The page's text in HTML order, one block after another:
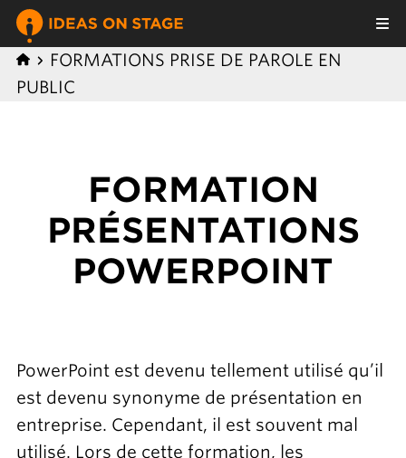
FORMATIONS PRISE DE PAROLE EN
PUBLIC
FORMATION
PRÉSENTATIONS
POWERPOINT
PowerPoint est devenu tellement utilisé qu’il
est devenu synonyme de présentation en
entreprise. Cependant, il est souvent mal
utilisé. Lors de cette formation, les